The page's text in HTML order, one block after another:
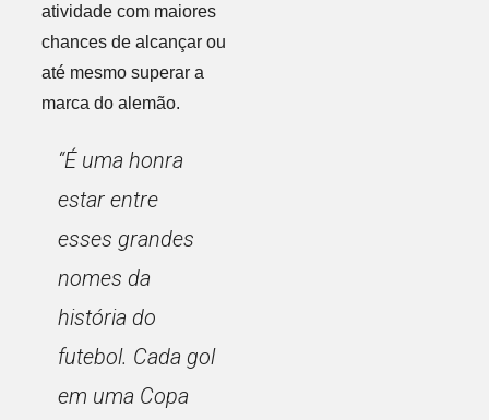
atividade com maiores
chances de alcançar ou
até mesmo superar a
marca do alemão.
“É uma honra
estar entre
esses grandes
nomes da
história do
futebol. Cada gol
em uma Copa